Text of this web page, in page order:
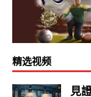
精选视频
見